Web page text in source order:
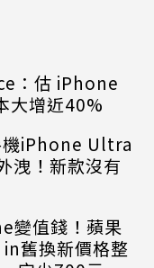
：估 iPhone
大增近40%
機iPhone Ultra
洩！新款沒有
變值錢！蘋果
舊換新價格整